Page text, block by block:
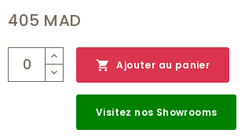
405 MAD
 Ajouter au panier
Visitez nos Showrooms